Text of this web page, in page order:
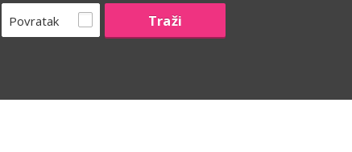
Povratak